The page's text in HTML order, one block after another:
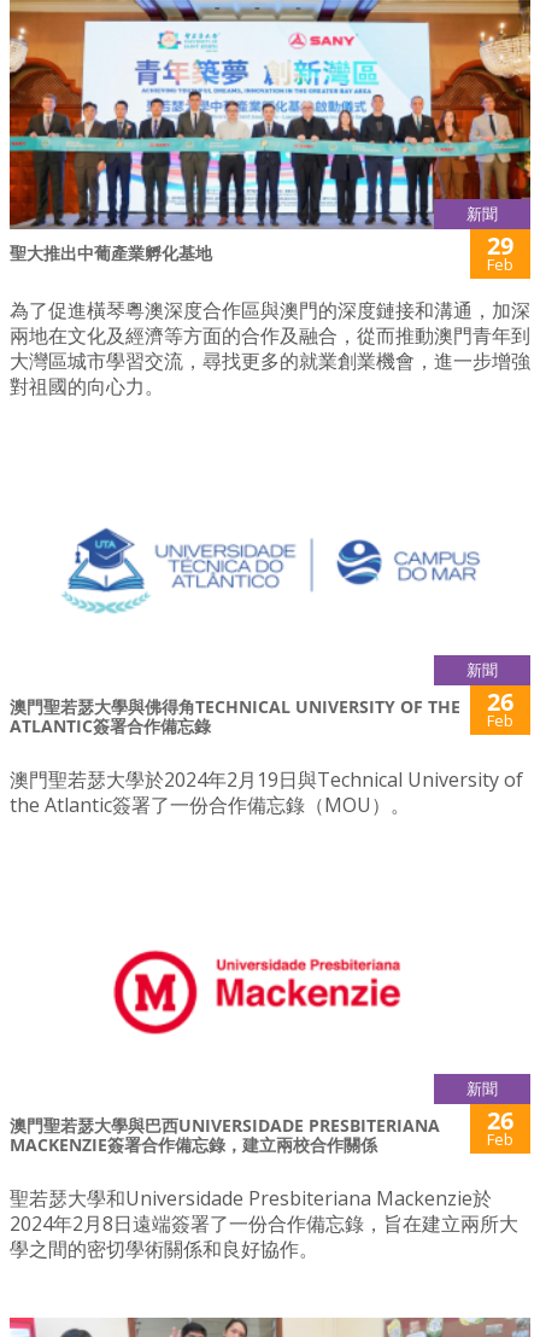
新聞
聖大推出中葡產業孵化基地 29
Feb
為了促進橫琴粵澳深度合作區與澳門的深度鏈接和溝通，加深
兩地在文化及經濟等方面的合作及融合，從而推動澳門青年到
大灣區城市學習交流，尋找更多的就業創業機會，進一步增強
對祖國的向心力。
新聞
澳門聖若瑟大學與佛得角TECHNICAL UNIVERSITY OF THE
ATLANTIC簽署合作備忘錄
26
Feb
澳門聖若瑟大學於2024年2月19日與Technical University of
the Atlantic簽署了一份合作備忘錄（MOU）。
新聞
澳門聖若瑟大學與巴西UNIVERSIDADE PRESBITERIANA
MACKENZIE簽署合作備忘錄，建立兩校合作關係
26
Feb
聖若瑟大學和Universidade Presbiteriana Mackenzie於
2024年2月8日遠端簽署了一份合作備忘錄，旨在建立兩所大
學之間的密切學術關係和良好協作。